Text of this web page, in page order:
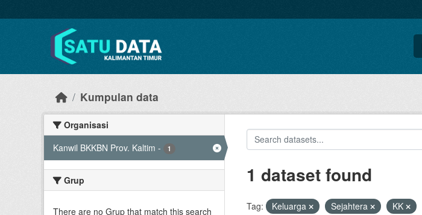
Kumpulan data
Organisasi
Kanwil BKKBN Prov. Kaltim - 1
Grup
There are no Grup that match this search
1 dataset found
Tag: Keluarga Sejahtera KK